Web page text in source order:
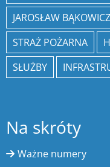
JAROSŁAW BĄKOWICZ
STRAŻ POŻARNA
SŁUŻBY
Na skróty
Ważne numery